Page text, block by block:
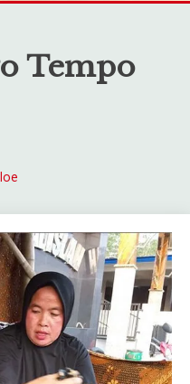
Tempo